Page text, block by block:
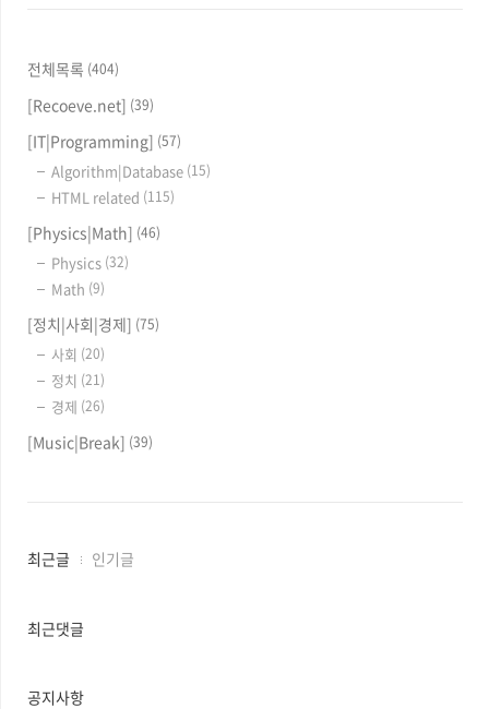
전체목록 (404)
[Recoeve.net] (39)
[IT|Programming] (57)
Algorithm|Database (15)
HTML related (115)
[Physics|Math] (46)
Physics (32)
Math (9)
[정치|사회|경제] (75)
사회 (20)
정치 (21)
경제 (26)
[Music|Break] (39)
최
과
인
글
최근글 인기글
최근댓글
공지사항